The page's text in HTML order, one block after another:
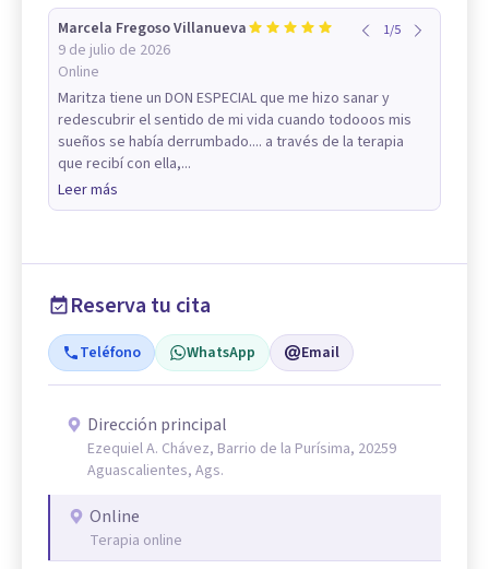
Marcela Fregoso Villanueva
9 de julio de 2026
Online
1/5
Maritza tiene un DON ESPECIAL que me hizo sanar y
redescubrir el sentido de mi vida cuando todooos mis
sueños se había derrumbado.... a través de la terapia
que recibí con ella,...
Leer más
Reserva tu cita
Teléfono WhatsApp Email
Dirección principal
Ezequiel A. Chávez, Barrio de la Purísima, 20259
Aguascalientes, Ags.
Online
Terapia online